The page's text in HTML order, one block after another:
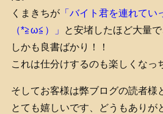
くまきちが「バイト君を連れてい
（*≧ω≦）」
と安堵したほど大量で
しかも良書ばかり！！
これは仕分けするのも楽しくなっ
そしてお客様は弊ブログの読者様
とても嬉しいです、どうもありが